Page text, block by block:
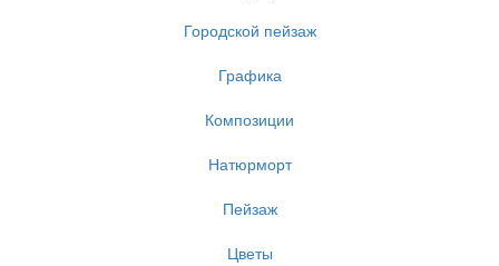
Городской пейзаж
Графика
Композиции
Натюрморт
Пейзаж
Цветы